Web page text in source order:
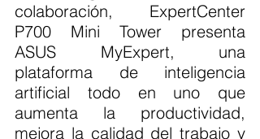
colaboración, ExpertCenter
P700 Mini Tower presenta
ASUS MyExpert, una
plataforma de inteligencia
artificial todo en uno que
aumenta la productividad,
mejora la calidad del trabajo y